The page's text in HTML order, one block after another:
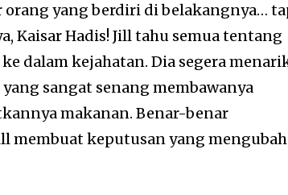
orang yang berdiri di belakangnya…
Kaisar Hadis! Jill tahu semua tentang
dalam kejahatan. Dia segera
sangat senang membawanya
makanan. Benar-benar
membuat keputusan yang mengubah